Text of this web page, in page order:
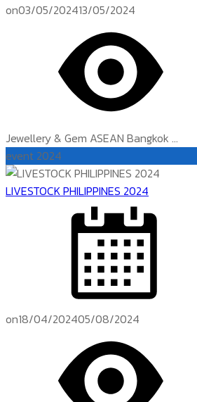
on03/05/202413/05/2024
Jewellery & Gem ASEAN Bangkok ...
event 2024
LIVESTOCK PHILIPPINES 2024
on18/04/202405/08/2024